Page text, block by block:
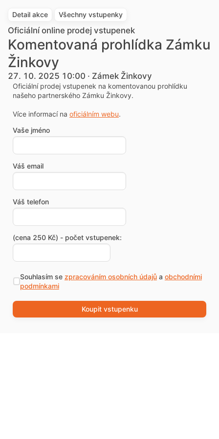
Detail akce Všechny vstupenky
Oficiální online prodej vstupenek
Komentovaná prohlídka Zámku
Žinkovy
27. 10. 2025 10:00 · Zámek Žinkovy
Oficiální prodej vstupenek na komentovanou prohlídku
našeho partnerského Zámku Žinkovy.
Více informací na oficiálním webu.
Vaše jméno
Váš email
Váš telefon
(cena 250 Kč) - počet vstupenek:
Souhlasím se zpracováním osobních údajůa obchodními
podmínkami
Koupit vstupenku